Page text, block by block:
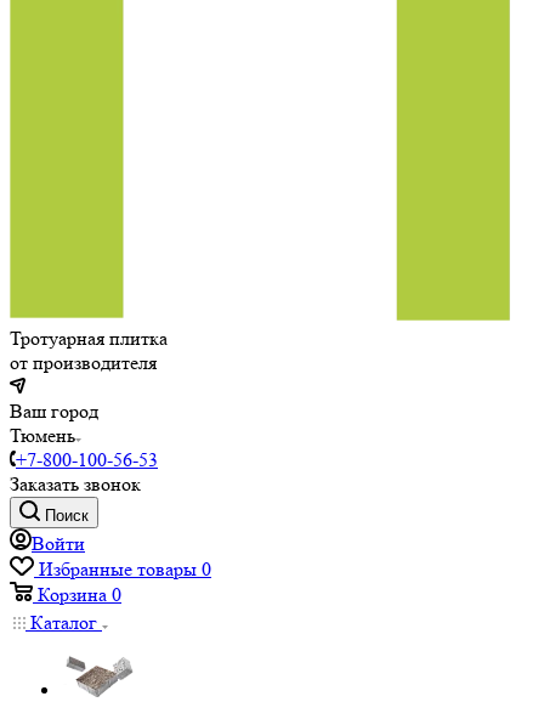
Тротуарная плитка
от производителя
Ваш город
Тюмень
+7-800-100-56-53
Заказать звонок
Поиск
Войти
Избранные товары 0
Корзина 0
Каталог